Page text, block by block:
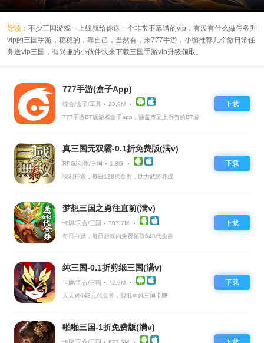
导读： 不少三国游戏一上线就给你送一个非常不靠谱的vip，有没有什么做任务升
vip的三国手游，稳稳的，靠自己，当然有，来777手游，小编推荐几个做日常任
务送vip三国，有兴趣的小伙伴快来下载三国手游vip升级领取。
777手游(盒子App)
综合/盒子/工具
23.9M
777手游BT版游戏盒子app，涵盖市面上所有的BT游
下载
真三国无双霸-0.1折免费版(满v)
RPG/动作/三国
1.8G
福利狂送，每日128代金券，助力武将养成
下载
梦想三国之勇往直前(满v)
卡牌/回合/三国
707.7M
每日白嫖，每日游戏内免费领取648代金券
下载
纯三国-0.1折剪纸三国(满v)
卡牌/回合/三国
72.6M
天天送648元代金券，剪纸画风三国卡牌
下载
啪啪三国-1折免费版(满v)